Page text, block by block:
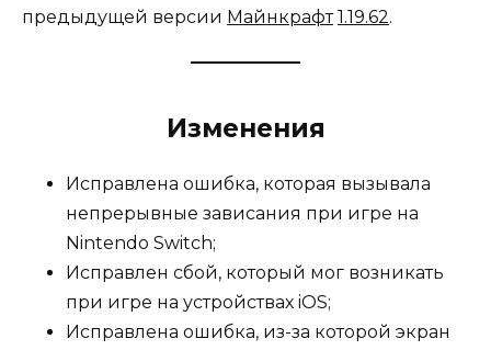
предыдущей версии Майнкрафт 1.19.62.
Изменения
Исправлена ошибка, которая вызывала
непрерывные зависания при игре на
Nintendo Switch;
Исправлен сбой, который мог возникать
при игре на устройствах iOS;
Исправлена ошибка, из-за которой экран